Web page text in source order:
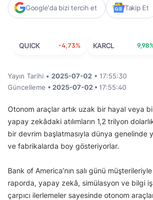
Google'da bizi tercih et Takip Et
QUICK -4,73% KARCL
Yayın Tarihi • 2025-07-02 • 17:55:30
Güncelleme • 2025-07-02 • 17:55:40
Otonom araçlar artık uzak bir hayal veya
yapay zekâdaki atılımların 1,2 trilyon
bir devrim başlatmasıyla dünya genelinde
ve fabrikalarda boy gösteriyorlar.
Bank of America’nın salı günü
raporda, yapay zekâ, simülasyon ve bilgi
çarpıcı ilerlemeler sayesinde otonom